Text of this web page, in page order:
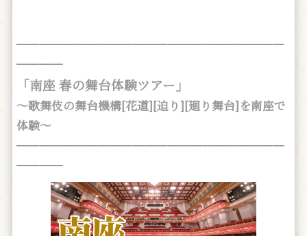
━━━━━━━━━━━━━━━━━━━━━━━
━━━━
「南座 春の舞台体験ツアー」
～歌舞伎の舞台機構[花道][迫り][廻り舞台]を南座で
体験～
━━━━━━━━━━━━━━━━━━━━━━━
━━━━